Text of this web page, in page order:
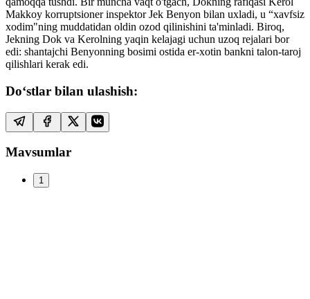
Makkoy korruptsioner inspektor Jek Benyon bilan uxladi, u “xavfsiz
xodim"ning muddatidan oldin ozod qilinishini ta'minladi. Biroq,
Jekning Dok va Kerolning yaqin kelajagi uchun uzoq rejalari bor
edi: shantajchi Benyonning bosimi ostida er-xotin bankni talon-taroj
qilishlari kerak edi.
Do‘stlar bilan ulashish:
Mavsumlar
1